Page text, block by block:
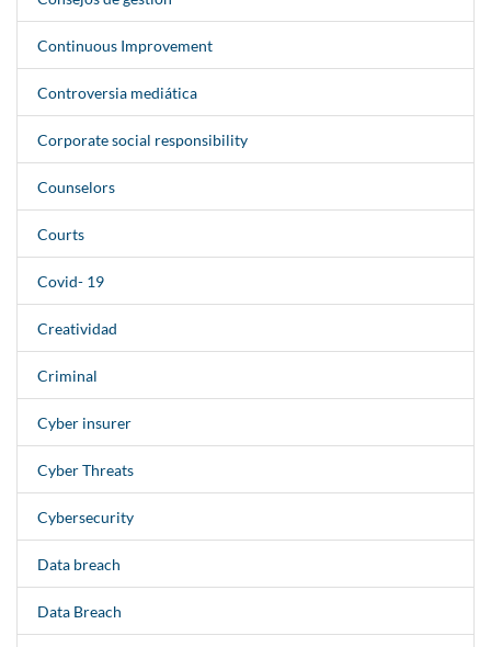
Continuous Improvement
Controversia mediática
Corporate social responsibility
Counselors
Courts
Covid- 19
Creatividad
Criminal
Cyber insurer
Cyber Threats
Cybersecurity
Data breach
Data Breach